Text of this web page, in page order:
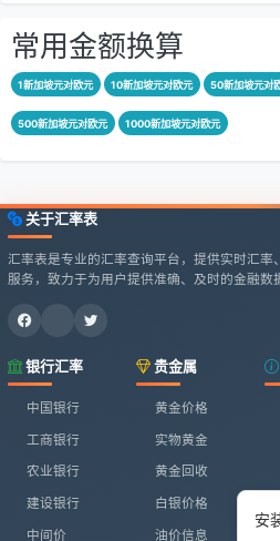
安
常用金额换算
1新加坡元对欧元 10新加坡元对欧元 50新加坡元对
500新加坡元对欧元 1000新加坡元对欧元
关于汇率表
汇率表是专业的汇率查询平台，提供实时汇
服务，致力于为用户提供准确、及时的金融数
银行汇率
中国银行
工商银行
农业银行
建设银行
中间价
贵金属
黄金价格
实物黄金
黄金回收
白银价格
油价信息